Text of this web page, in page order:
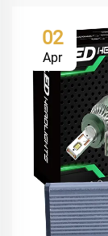
02
Apr